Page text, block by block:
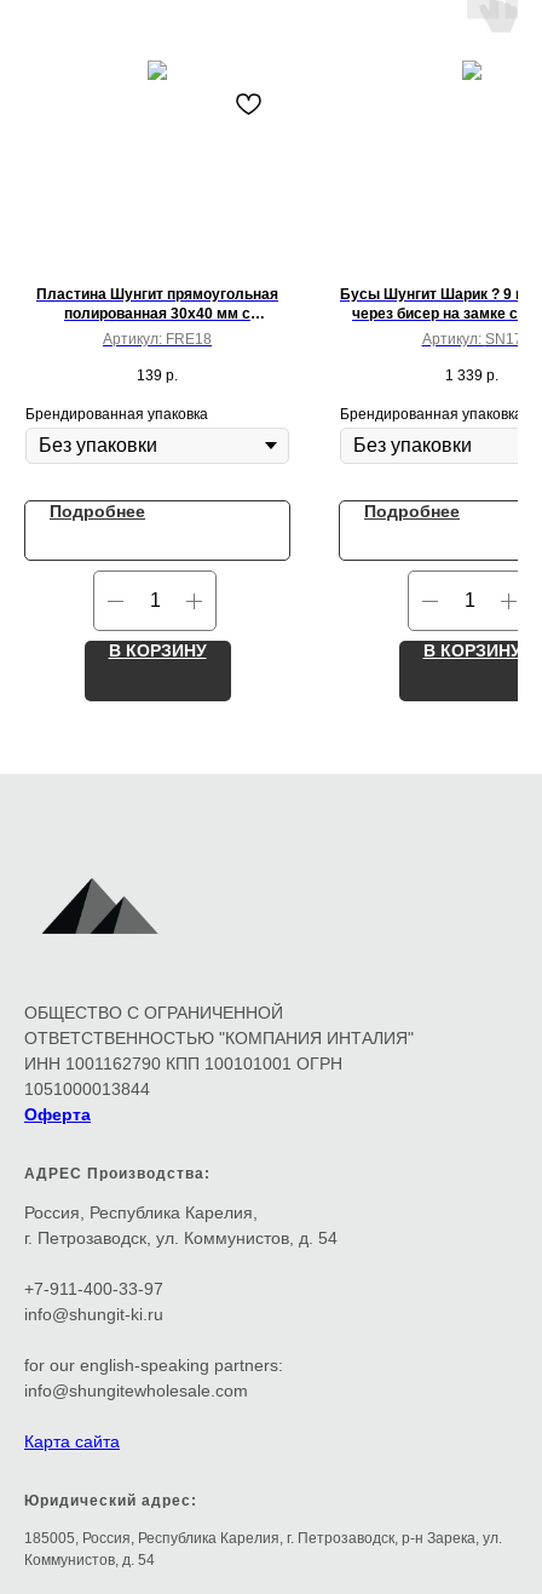
Пластина Шунгит прямоугольная
полированная 30x40 мм с
гравировкой Мандала
Артикул: FRE18
139 р.
Брендированная упаковка
Подробнее
В КОРЗИНУ
Бусы Шунгит Шарик ? 9 мм
через бисер на замке с
длина 50 см
Артикул: SN17
1 339 р.
Брендированная упаковка
Подробнее
В КОРЗИНУ
ОБЩЕСТВО С ОГРАНИЧЕННОЙ
ОТВЕТСТВЕННОСТЬЮ "КОМПАНИЯ ИНТАЛИЯ"
ИНН 1001162790 КПП 100101001 ОГРН
1051000013844
Оферта
АДРЕС Производства:
Россия, Республика Карелия,
г. Петрозаводск, ул. Коммунистов, д. 54
+7-911-400-33-97
info@shungit-ki.ru
for our english-speaking partners:
info@shungitewholesale.com
Карта сайта
Юридический адрес:
185005, Россия, Республика Карелия, г. Петрозаводск, р-н Зарека, ул.
Коммунистов, д. 54